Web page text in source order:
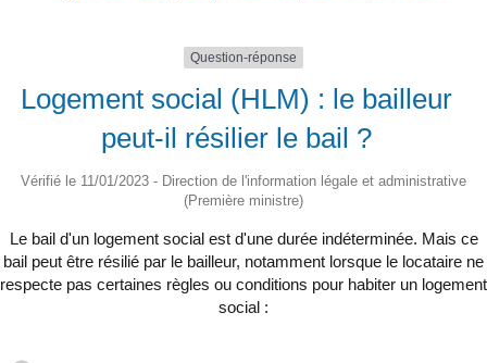
Question-réponse
Logement social (HLM) : le bailleur
peut-il résilier le bail ?
Vérifié le 11/01/2023 - Direction de l'information légale et administrative
(Première ministre)
Le bail d'un logement social est d'une durée indéterminée. Mais ce
bail peut être résilié par le bailleur, notamment lorsque le locataire ne
respecte pas certaines règles ou conditions pour habiter un logement
social :